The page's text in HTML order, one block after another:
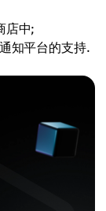
店中;
知平台的支持.